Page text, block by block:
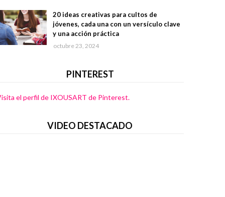
20 ideas creativas para cultos de
jóvenes, cada una con un versículo clave
y una acción práctica
octubre 23, 2024
PINTEREST
el perfil de IXOUSART de Pinterest.
VIDEO DESTACADO